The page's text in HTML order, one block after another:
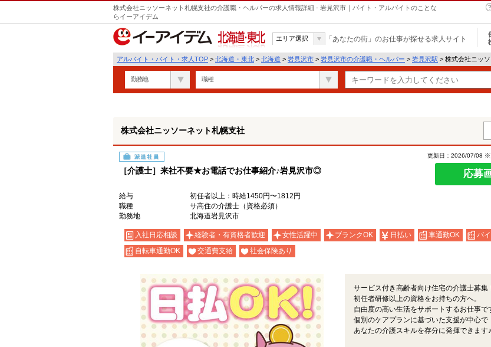
株式会社ニッソーネット札幌支社の介護職・ヘルパーの求人情報詳細 - 岩見沢市｜バイト・アルバイトのことな
らイーアイデム
北海道・東北
エリア選択 「あなたの街」のお仕事が探せる求人サイト
アルバイト・バイト・求人TOP > 北海道・東北 > 北海道 > 岩見沢市 > 岩見沢市の介護職・ヘルパー > 岩見沢駅 > 株式会社ニッ
勤務地 職種
株式会社ニッソーネット札幌支社
派遣社員
［介護士］来社不要★お電話でお仕事紹介♪岩見沢市◎
更新日：2026/07/08 ※
応募
給与
初任者以上：時給1450円〜1812円
職種
サ高住の介護士（資格必須）
勤務地
北海道岩見沢市
入社日応相談 経験者・有資格者歓迎 女性活躍中 ブランクOK 日払い 車通勤OK
バ
自転車通勤OK
交通費支給 社会保険あり
サービス付き高齢者向け住宅の介護士募集
初任者研修以上の資格をお持ちの方へ。
自由度の高い生活をサポートするお仕事で
個別のケアプランに基づいた支援が中心で
あなたの介護スキルを存分に発揮できます♪